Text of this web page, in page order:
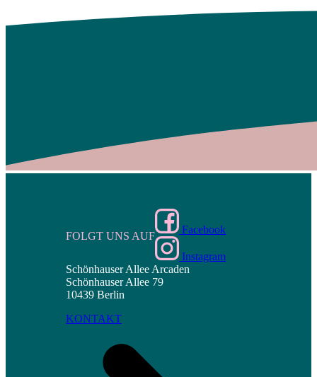
FOLGT UNS AUF
Facebook
Instagram
Schönhauser Allee Arcaden
Schönhauser Allee 79
10439 Berlin
KONTAKT